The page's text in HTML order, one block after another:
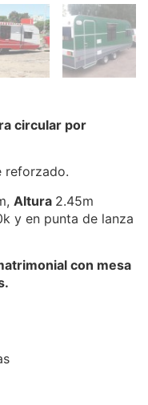
circular por
reforzado.
Altura 2.45m
y en punta de lanza
con mesa